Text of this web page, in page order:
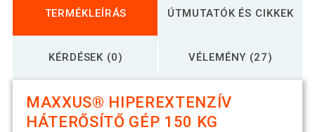
TERMÉKLEÍRÁS ÚTMUTATÓK ÉS CIKKEK
KÉRDÉSEK (0) VÉLEMÉNY (27)
MAXXUS® HIPEREXTENZÍV
HÁTERŐSÍTŐ GÉP 150 KG